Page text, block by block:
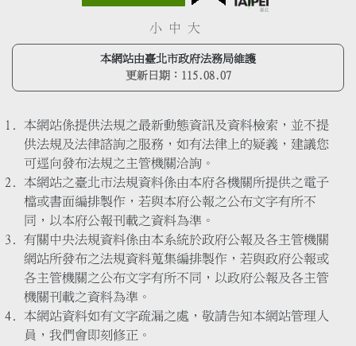
小 中 大
本網站由臺北市政府法務局維護
更新日期： 115.08.07
本網站係提供法規之最新動態資訊及資料檢索，並不提
供法規及法律諮詢之服務，如有法律上的疑義，建議您
可逕向發布法規之主管機關洽詢。
本網站之臺北市法規資料係由本府各機關所提供之電子
檔或書面編排製作，若與本府公報之公布文字有所不
同，以本府公報刊載之資料為準。
有關中央法規資料係由本系統於政府公報及各主管機關
網站所發布之法規資料蒐集編排製作，若與政府公報或
各主管機關之公布文字有所不同，以政府公報及各主管
機關刊載之資料為準。
本網站資料如有文字疏漏之處，敬請告知本網站管理人
員，我們會即刻修正。